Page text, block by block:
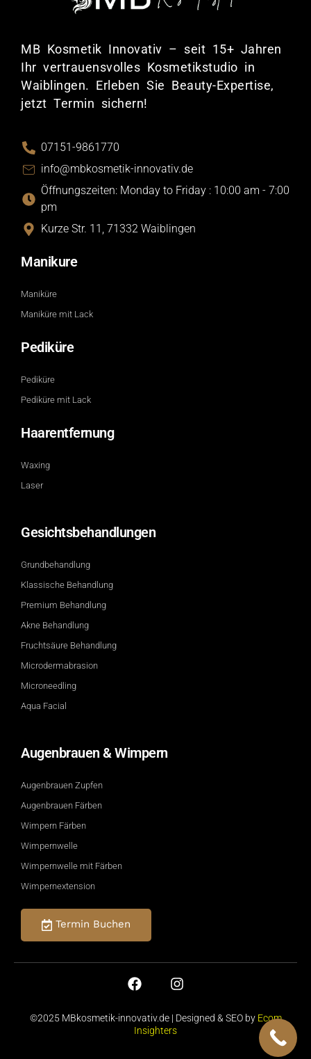
MB Kosmetik Innovativ – seit 15+ Jahren
Ihr vertrauensvolles Kosmetikstudio in
Waiblingen. Erleben Sie Beauty-Expertise,
jetzt Termin sichern!
07151-9861770
info@mbkosmetik-innovativ.de
Öffnungszeiten: Monday to Friday : 10:00 am - 7:00
pm
Kurze Str. 11, 71332 Waiblingen
Manikure
Maniküre
Maniküre mit Lack
Pediküre
Pediküre
Pediküre mit Lack
Haarentfernung
Waxing
Laser
Gesichtsbehandlungen
Grundbehandlung
Klassische Behandlung
Premium Behandlung
Akne Behandlung
Fruchtsäure Behandlung
Microdermabrasion
Microneedling
Aqua Facial
Augenbrauen & Wimpern
Augenbrauen Zupfen
Augenbrauen Färben
Wimpern Färben
Wimpernwelle
Wimpernwelle mit Färben
Wimpernextension
Termin Buchen
©2025 MBkosmetik-innovativ.de | Designed & SEO by Ecom
Insighters